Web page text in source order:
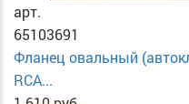
арт.
65103691
Фланец овальный
RCA...